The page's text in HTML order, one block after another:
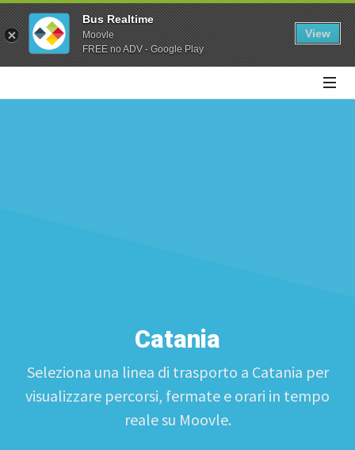
Bus Realtime
Moovle
FREE no ADV - Google Play
View
Catania
Seleziona una linea di trasporto a Catania per
visualizzare percorsi, fermate e orari in tempo
reale su Moovle.